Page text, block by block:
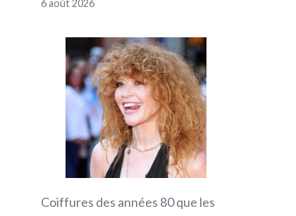
6 août 2026
Coiffures des années 80 que les